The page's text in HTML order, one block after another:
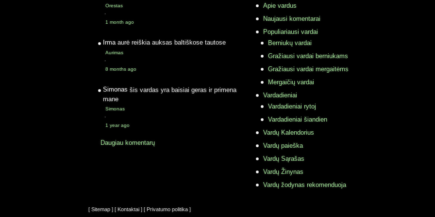
Orestas
·
1 month ago
Irma aurė reiškia auksas baltiškose tautose
Aurimas
·
8 months ago
Simonas šis vardas yra baisiai geras ir primena
mane
Simonas
·
1 year ago
Daugiau komentarų
Apie vardus
Naujausi komentarai
Populiariausi vardai
Berniukų vardai
Gražiausi vardai berniukams
Gražiausi vardai mergaitėms
Mergaičių vardai
Vardadieniai
Vardadieniai rytoj
Vardadieniai šiandien
Vardų Kalendorius
Vardų paieška
Vardų Sąrašas
Vardų Žinynas
Vardų žodynas rekomenduoja
[ Sitemap ] [ Kontaktai ] [ Privatumo politika ]